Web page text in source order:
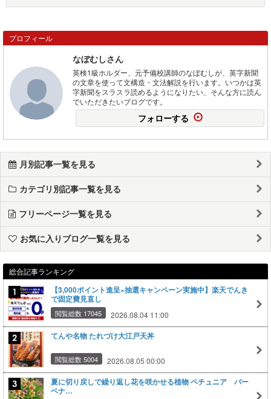
プロフィール
なぼむしさん
英検1級ホルダー、元予備校講師のなぼむしが、英字新聞
の文章を使って文構造・文法解説を行います。いつかは英
字新聞をスラスラ読めるようになりたい、そんな方に読ん
でいただきたいブログです。
フォローする
月別記事一覧を見る
カテゴリ別記事一覧を見る
フリーページ一覧を見る
お気に入りブログ一覧を見る
総合記事ランキング
【3,000ポイント進呈×抽選キャンペーン実施中】楽天でんき
で固定費見直し
閲覧総数 17045 2026.08.04 11:00
てんや名物 たれづけ大江戸天丼
閲覧総数 5004 2026.08.05 00:00
夏に切り戻しで繰り返し花を咲かせる植物 ペチュニア バー
ベナ…